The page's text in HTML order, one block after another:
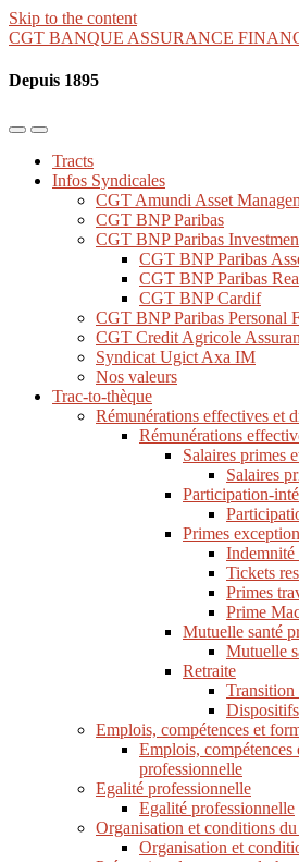
Skip to the content
CGT BANQUE ASSURANCE
Depuis 1895
Toggle
mobile
menu
Toggle
the
search
field
Tracts
Infos Syndicales
CGT Amundi Asset
CGT BNP Paribas
CGT BNP Paribas
CGT BNP Paribas
CGT BNP Paribas
CGT BNP Cardif
CGT BNP Paribas Personal
CGT Credit Agricole
Syndicat Ugict Axa IM
Nos valeurs
Trac-to-thèque
Rémunérations effectives et
Rémunérations
Salaires primes
Salaires
Participation-
Primes
Indemnité
Tickets
Primes
Prime
Mutuelle santé
Mutuelle
Retraite
Emplois, compétences et
Emplois, compétences
professionnelle
Egalité professionnelle
Egalité professionnelle
Organisation et conditions
Organisation et